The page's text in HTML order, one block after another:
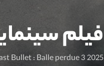
فیلم
Bullet : Balle perdue 3 2025